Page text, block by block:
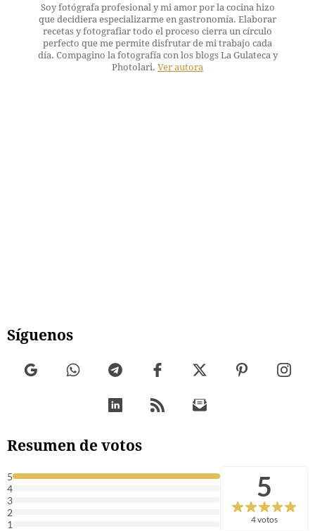
Soy fotógrafa profesional y mi amor por la cocina hizo
que decidiera especializarme en gastronomía. Elaborar
recetas y fotografiar todo el proceso cierra un círculo
perfecto que me permite disfrutar de mi trabajo cada
día. Compagino la fotografía con los blogs La Gulateca y
Photolari. Ver autora
Síguenos
Resumen de votos
5
4
3
2
1
5
4 votos